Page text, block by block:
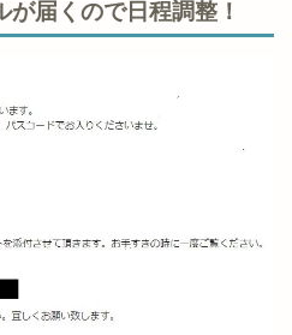
届くので日程調整！